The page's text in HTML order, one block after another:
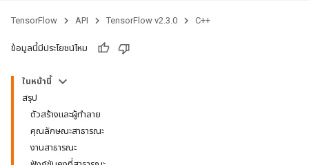
TensorFlow API TensorFlow v2.3.0 C++
ข้อมูลนี้มีประโยชน์ไหม
ในหน้านี้
สรุป
ตัวสร้างและผู้ทำลาย
คุณลักษณะสาธารณะ
งานสาธารณะ